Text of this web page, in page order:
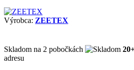
Výrobca: ZEETEX
Skladom na 2 pobočkách
adresu